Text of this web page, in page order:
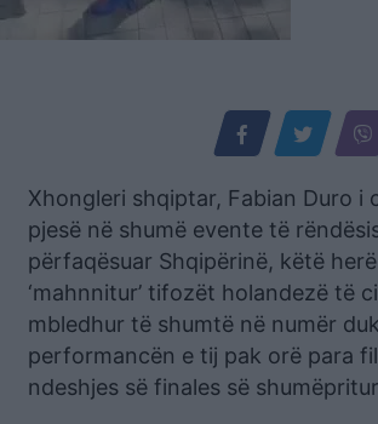
Xhongleri shqiptar, Fabian Duro i
pjesë në shumë evente të
përfaqësuar Shqipërinë, këtë
‘mahnnitur’ tifozët holandezë të
mbledhur të shumtë në numër
performancën e tij pak orë para
ndeshjes së finales së